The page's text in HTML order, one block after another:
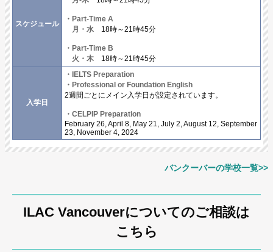
スケジュール
・Part-Time A
月・水 18時～21時45分
・Part-Time B
火・木 18時～21時45分
入学日
・IELTS Preparation
・Professional or Foundation English
2週間ごとにメイン入学日が設定されています。
・CELPIP Preparation
February 26, April 8, May 21, July 2, August 12, September
23, November 4, 2024
バンクーバーの学校一覧>>
ILAC Vancouverについてのご相談は
こちら